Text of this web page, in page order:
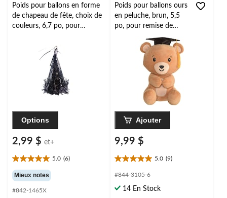
Poids pour ballons en forme
de chapeau de fête, choix de
couleurs, 6,7 po, pour
Options
2,99 $ et+
5.0 (6)
5.0
étoile(s)
sur
5.
Mieux notes
#842-1465X
Poids pour ballons ours
en peluche, brun, 5,5
po, pour remise de
Ajouter
9,99 $
5.0 (9)
5.0
étoile(s)
5.
#844-3105-6
14 En Stock